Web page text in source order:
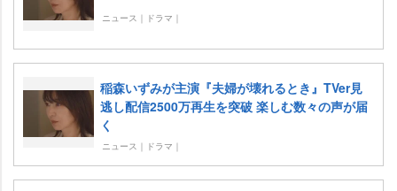
ニュース｜ドラマ｜
稲森いずみが主演『夫婦が壊れるとき』TVer見
逃し配信2500万再生を突破 楽しむ数々の声が届
く
ニュース｜ドラマ｜